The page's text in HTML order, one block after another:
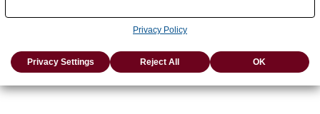
Privacy Policy
Privacy Settings Reject All OK